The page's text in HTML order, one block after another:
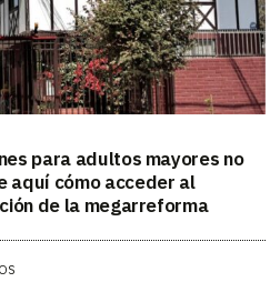
para adultos mayores no
aquí cómo acceder al
de la megarreforma